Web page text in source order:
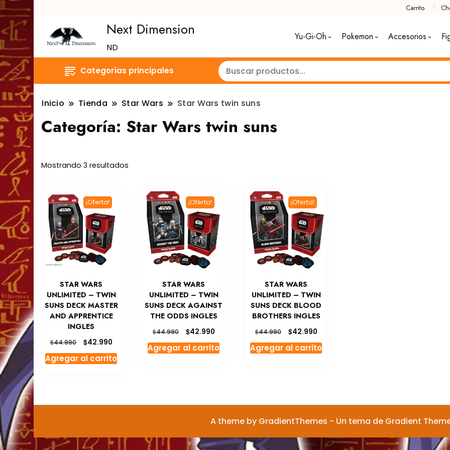
Carrito
Next Dimension
ND
Yu-Gi-Oh Pokemon Accesorios
Categorías principales
Inicio Tienda Star Wars Star Wars twin suns
Categoría: Star Wars twin suns
Mostrando 3 resultados
popularidad
¡Oferta!
STAR WARS
UNLIMITED – TWIN
SUNS DECK MASTER
AND APPRENTICE
INGLES
$44.990
precio
original
$42.990El
precio
actual
Agregar al carrito
¡Oferta!
STAR WARS
UNLIMITED – TWIN
SUNS DECK AGAINST
THE ODDS INGLES
$44.990
precio
original
$42.990El
precio
actual
Agregar al carrito
¡Oferta!
STAR WARS
UNLIMITED – TWIN
SUNS DECK BLOOD
BROTHERS INGLES
$44.990
precio
original
$42.990El
precio
actual
Agregar al carrito
A theme by GradientThemes - Un tema de Gradient